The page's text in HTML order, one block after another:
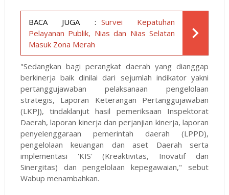
BACA JUGA : Survei Kepatuhan
Pelayanan Publik, Nias dan Nias Selatan
Masuk Zona Merah
"Sedangkan bagi perangkat daerah yang dianggap
berkinerja baik dinilai dari sejumlah indikator yakni
pertanggujawaban pelaksanaan pengelolaan
strategis, Laporan Keterangan Pertanggujawaban
(LKPJ), tindaklanjut hasil pemeriksaan Inspektorat
Daerah, laporan kinerja dan perjanjian kinerja, laporan
penyelenggaraan pemerintah daerah (LPPD),
pengelolaan keuangan dan aset Daerah serta
implementasi 'KIS' (Kreaktivitas, Inovatif dan
Sinergitas) dan pengelolaan kepegawaian," sebut
Wabup menambahkan.